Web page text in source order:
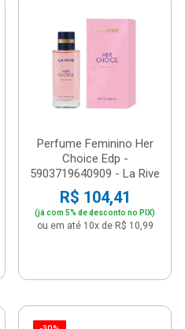
Perfume Feminino Her
Choice Edp -
5903719640909 - La Rive
R$ 104,41
(já com 5% de desconto no PIX)
ou em até 10x de R$ 10,99